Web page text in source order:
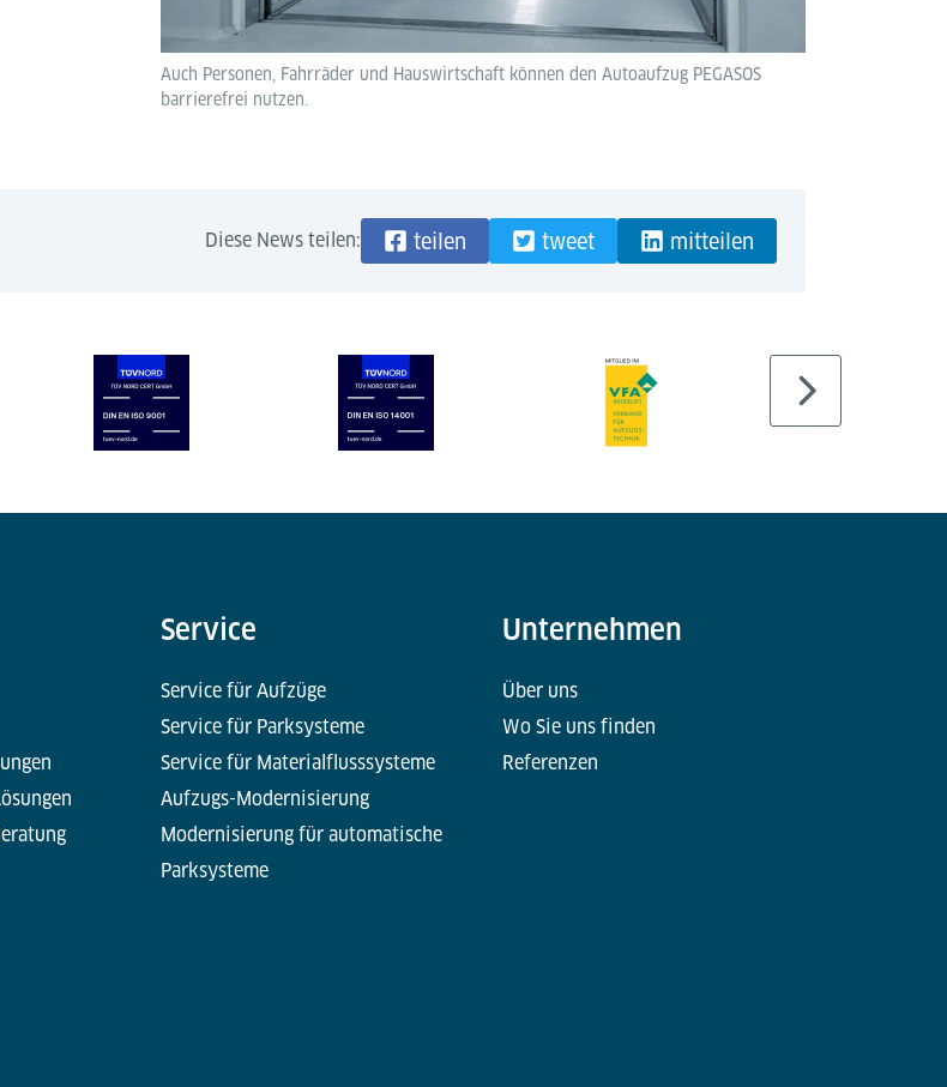
Auch Personen, Fahrräder und Hauswirtschaft können den Autoaufzug PEGASOS
barrierefrei nutzen.
Diese News teilen: teilen tweet mitteilen
Service
Service für Aufzüge
Service für Parksysteme
Service für Materialflusssysteme
Aufzugs-Modernisierung
Modernisierung für automatische
Parksysteme
Unternehmen
Über uns
Wo Sie uns finden
Referenzen